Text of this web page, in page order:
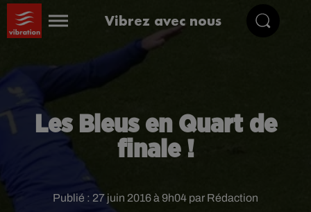
Vibrez avec nous
Les Bleus en Quart de
finale !
Publié : 27 juin 2016 à 9h04 par Rédaction